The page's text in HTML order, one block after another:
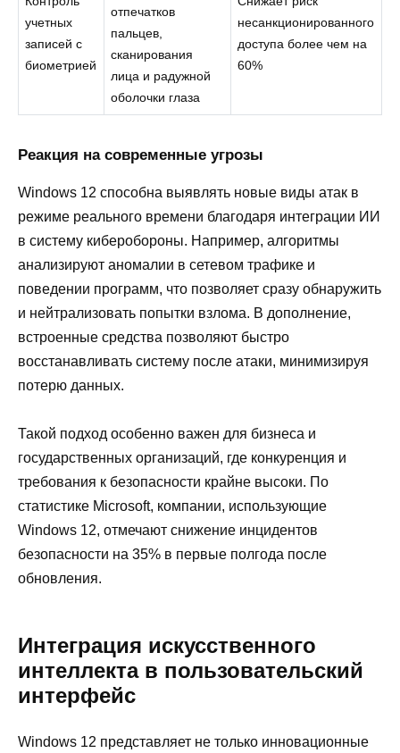
учетных
записей с
биометрией
отпечатков
пальцев,
сканирования
лица и радужной
оболочки глаза
несанкционированного
доступа более чем на
60%
Реакция на современные угрозы
Windows 12 способна выявлять новые виды атак в
режиме реального времени благодаря интеграции ИИ
в систему киберобороны. Например, алгоритмы
анализируют аномалии в сетевом трафике и
поведении программ, что позволяет сразу обнаружить
и нейтрализовать попытки взлома. В дополнение,
встроенные средства позволяют быстро
восстанавливать систему после атаки, минимизируя
потерю данных.
Такой подход особенно важен для бизнеса и
государственных организаций, где конкуренция и
требования к безопасности крайне высоки. По
статистике Microsoft, компании, использующие
Windows 12, отмечают снижение инцидентов
безопасности на 35% в первые полгода после
обновления.
Интеграция искусственного
интеллекта в пользовательский
интерфейс
Windows 12 представляет не только инновационные